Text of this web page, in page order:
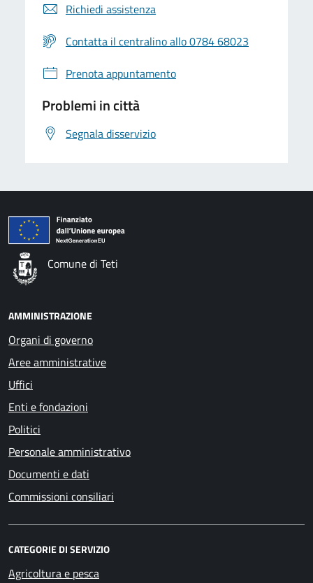
Richiedi assistenza
Contatta il centralino allo 0784 68023
Prenota appuntamento
Problemi in città
Segnala disservizio
Comune di Teti
AMMINISTRAZIONE
Organi di governo
Aree amministrative
Uffici
Enti e fondazioni
Politici
Personale amministrativo
Documenti e dati
Commissioni consiliari
CATEGORIE DI SERVIZIO
Agricoltura e pesca